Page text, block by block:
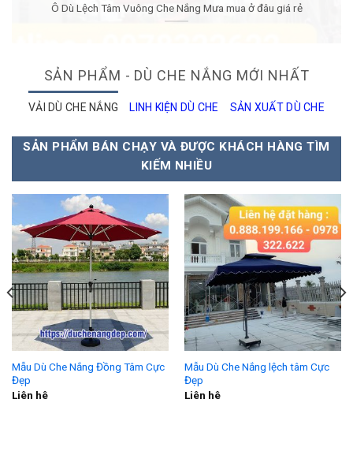
Ô Dù Lệch Tâm Vuông Che Nắng Mưa mua ở đâu giá rẻ
SẢN PHẨM - DÙ CHE NẮNG MỚI NHẤT
VẢI DÙ CHE NẮNG LINH KIỆN DÙ CHE SẢN XUẤT DÙ CHE
SẢN PHẨM BÁN CHẠY VÀ ĐƯỢC KHÁCH HÀNG TÌM
KIẾM NHIỀU
Mẫu Dù Che Nắng Đồng Tâm Cực
Đẹp
Liên hê
Mẫu Dù Che Nắng lệch tâm Cực
Đẹp
Liên hê